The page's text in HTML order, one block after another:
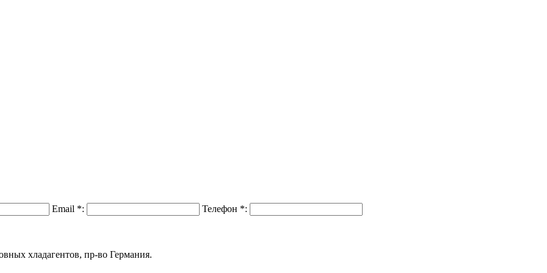
Email *: Телефон *:
хладагентов, пр-во Германия.